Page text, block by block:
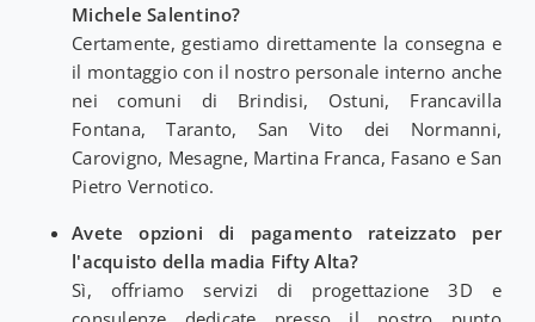
Michele Salentino?
Certamente, gestiamo direttamente la consegna e
il montaggio con il nostro personale interno anche
nei comuni di Brindisi, Ostuni, Francavilla
Fontana, Taranto, San Vito dei Normanni,
Carovigno, Mesagne, Martina Franca, Fasano e San
Pietro Vernotico.
Avete opzioni di pagamento rateizzato per
l'acquisto della madia Fifty Alta?
Sì, offriamo servizi di progettazione 3D e